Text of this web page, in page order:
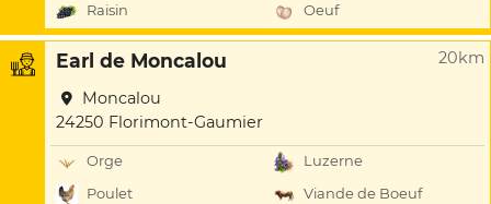
Raisin
Oeuf
Earl de Moncalou 20km
Moncalou
24250 Florimont-Gaumier
Orge
Luzerne
Poulet
Viande de Boeuf